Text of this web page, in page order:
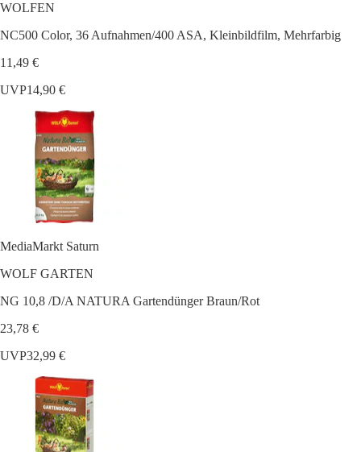
WOLFEN
NC500 Color, 36 Aufnahmen/400 ASA, Kleinbildfilm, Mehrfarbig
11,49 €
UVP14,90 €
MediaMarkt Saturn
WOLF GARTEN
NG 10,8 /D/A NATURA Gartendünger Braun/Rot
23,78 €
UVP32,99 €